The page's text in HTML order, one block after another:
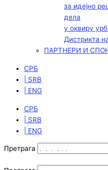
за идејно
дела
у оквиру
Дистрикта
ПАРТНЕРИ И
СРБ
| SRB
| ENG
СРБ
| SRB
| ENG
Претрага